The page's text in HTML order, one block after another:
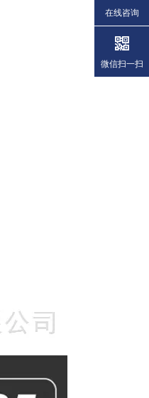
在线咨询
微信扫一扫